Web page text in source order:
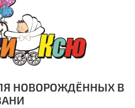
НОВОРОЖДЁННЫХ В